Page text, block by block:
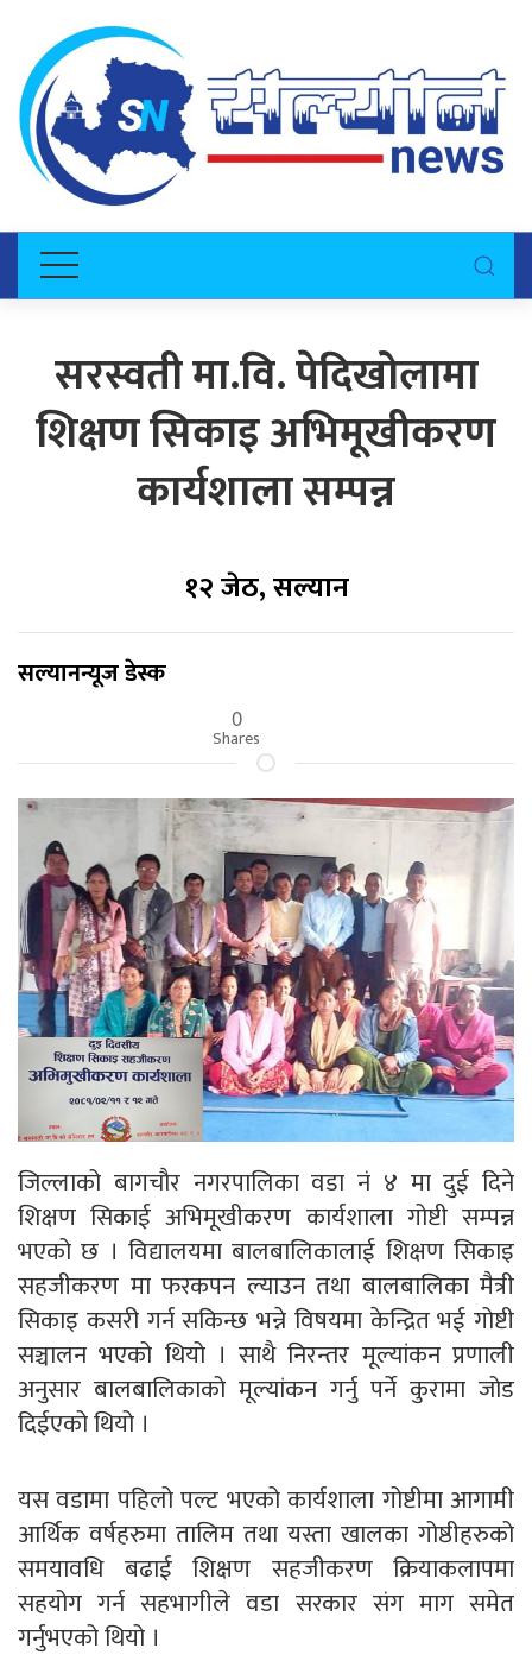
सरस्वती मा.वि. पेदिखोलामा
शिक्षण सिकाइ अभिमूखीकरण
कार्यशाला सम्पन्न
१२ जेठ, सल्यान
सल्यानन्यूज डेस्क
0
Shares
जिल्लाको बागचौर नगरपालिका वडा नं ४ मा दुई दिने
शिक्षण सिकाई अभिमूखीकरण कार्यशाला गोष्टी सम्पन्न
भएको छ । विद्यालयमा बालबालिकालाई शिक्षण सिकाइ
सहजीकरण मा फरकपन ल्याउन तथा बालबालिका मैत्री
सिकाइ कसरी गर्न सकिन्छ भन्ने विषयमा केन्द्रित भई गोष्टी
सञ्चालन भएको थियो । साथै निरन्तर मूल्यांकन प्रणाली
अनुसार बालबालिकाको मूल्यांकन गर्नु पर्ने कुरामा जोड
दिईएको थियो ।
यस वडामा पहिलो पल्ट भएको कार्यशाला गोष्टीमा आगामी
आर्थिक वर्षहरुमा तालिम तथा यस्ता खालका गोष्ठीहरुको
समयावधि बढाई शिक्षण सहजीकरण क्रियाकलापमा
सहयोग गर्न सहभागीले वडा सरकार संग माग समेत
गर्नुभएको थियो ।